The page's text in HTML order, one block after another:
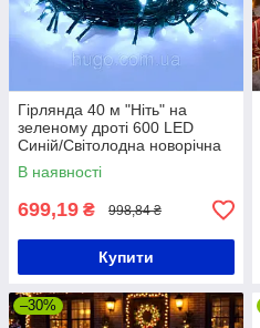
Гірлянда 40 м "Ніть" на
зеленому дроті 600 LED
Синій/Світолодна новорічна
гірлянда
В наявності
699,19 ₴ 998,84 ₴
Купити
–30%